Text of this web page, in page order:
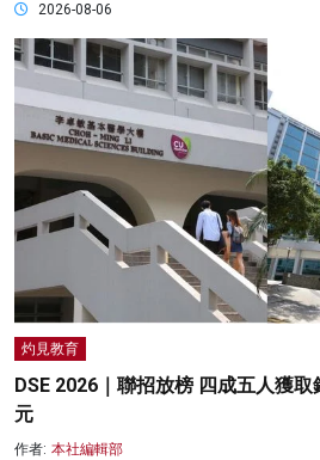
2026-08-06
灼見教育
DSE 2026｜聯招放榜 四成五人獲
元
作者: 本社編輯部